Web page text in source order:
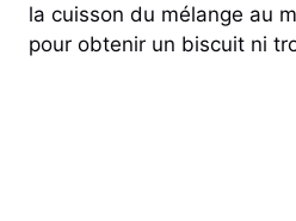
la cuisson du mélange au
pour obtenir un biscuit ni